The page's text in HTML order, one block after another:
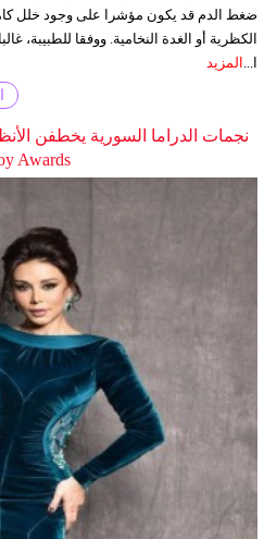
ضغط الدم قد يكون مؤشرا على وجود خلل
الكظرية أو الغدة النخامية. ووفقا للطبيبة،
ا... المزيد
نجمات الدراما السورية يخطفن
Awards